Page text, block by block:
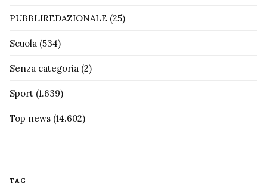
PUBBLIREDAZIONALE (25)
Scuola (534)
Senza categoria (2)
Sport (1.639)
Top news (14.602)
TAG